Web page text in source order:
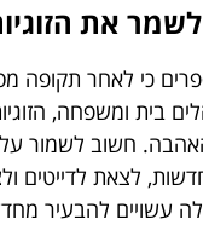
את
כי לאחר תקופה
בית ומשפחה,
חשוב לשמור
לצאת לדייטים
עשויים להבעיר